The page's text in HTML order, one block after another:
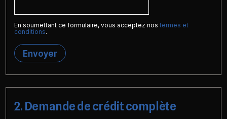
En soumettant ce formulaire, vous acceptez nostermes et
conditions.
Envoyer
2. Demande de crédit complète